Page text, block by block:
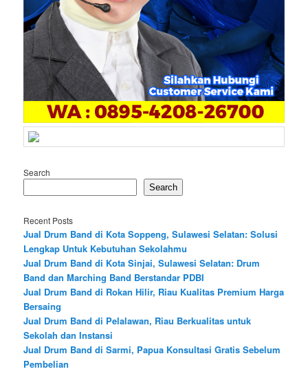
Search
Search
Recent Posts
Jual Drum Band di Kota Soppeng, Sulawesi Selatan: Solusi
Lengkap Untuk Kebutuhan Sekolahmu
Jual Drum Band di Kota Sinjai, Sulawesi Selatan: Drum
Band dan Marching Band Berstandar PDBI
Jual Drum Band di Rokan Hilir, Riau Kualitas Premium Harga
Bersaing
Jual Drum Band di Pelalawan, Riau Berkualitas untuk
Sekolah dan Instansi
Jual Drum Band di Sarmi, Papua Konsultasi Gratis Sebelum
Pembelian